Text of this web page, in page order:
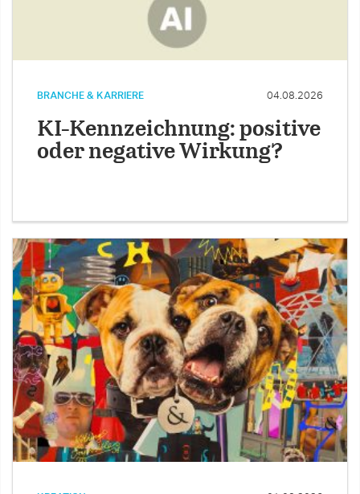
BRANCHE & KARRIERE 04.08.2026
KI-Kennzeichnung: positive
oder negative Wirkung?